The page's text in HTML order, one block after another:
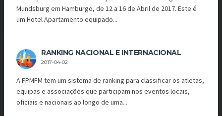
Mundsburg em Hamburgo, de 12 a 16 de Abril de 2017. Este é
um Hotel Apartamento equipado...
RANKING NACIONAL E INTERNACIONAL
2017-04-02
A FPMFM tem um sistema de ranking para classificar os atletas,
equipas e associações que participam nos eventos locais,
oficiais e nacionais ao longo de uma...